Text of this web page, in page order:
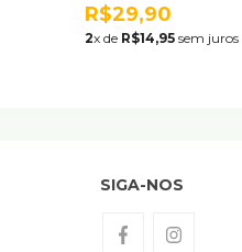
R$29,90
2x de R$14,95 sem juros
SIGA-NOS